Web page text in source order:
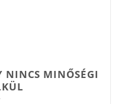
NINCS MINŐSÉGI